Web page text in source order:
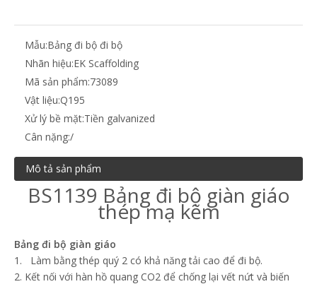
Mẫu:Bảng đi bộ đi bộ
Nhãn hiệu:EK Scaffolding
Mã sản phẩm:73089
Vật liệu:Q195
Xử lý bề mặt:Tiền galvanized
Cân nặng:/
Mô tả sản phẩm
BS1139 Bảng đi bộ giàn giáo
thép mạ kẽm
Bảng đi bộ giàn giáo
1. Làm bằng thép quý 2 có khả năng tải cao để đi bộ.
2. Kết nối với hàn hồ quang CO2 để chống lại vết nứt và biến